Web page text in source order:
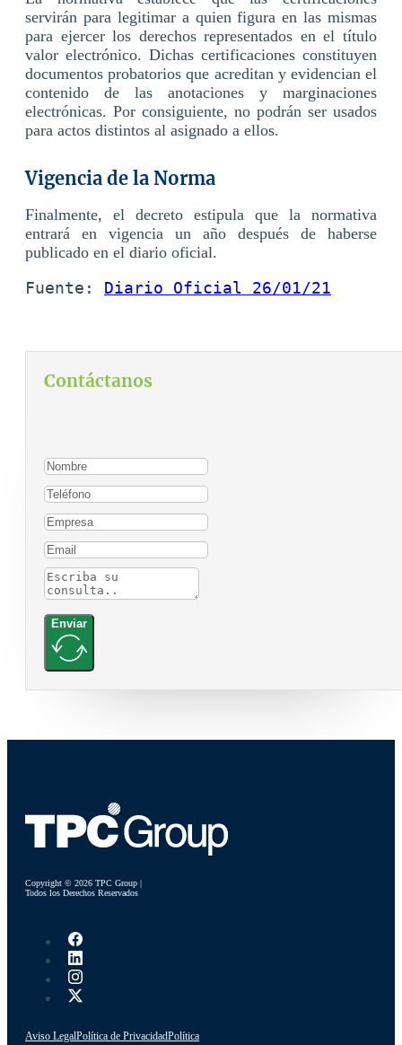
servirán para legitimar a quien figura en las mismas
para ejercer los derechos representados en el título
valor electrónico. Dichas certificaciones constituyen
documentos probatorios que acreditan y evidencian el
contenido de las anotaciones y marginaciones
electrónicas. Por consiguiente, no podrán ser usados
para actos distintos al asignado a ellos.
Vigencia de la Norma
Finalmente, el decreto estipula que la normativa
entrará en vigencia un año después de haberse
publicado en el diario oficial.
Fuente: Diario Oficial 26/01/21
Contáctanos
Enviar
Copyright © 2026 TPC Group |
Todos los Derechos Reservados
Aviso LegalPolítica de PrivacidadPolítica